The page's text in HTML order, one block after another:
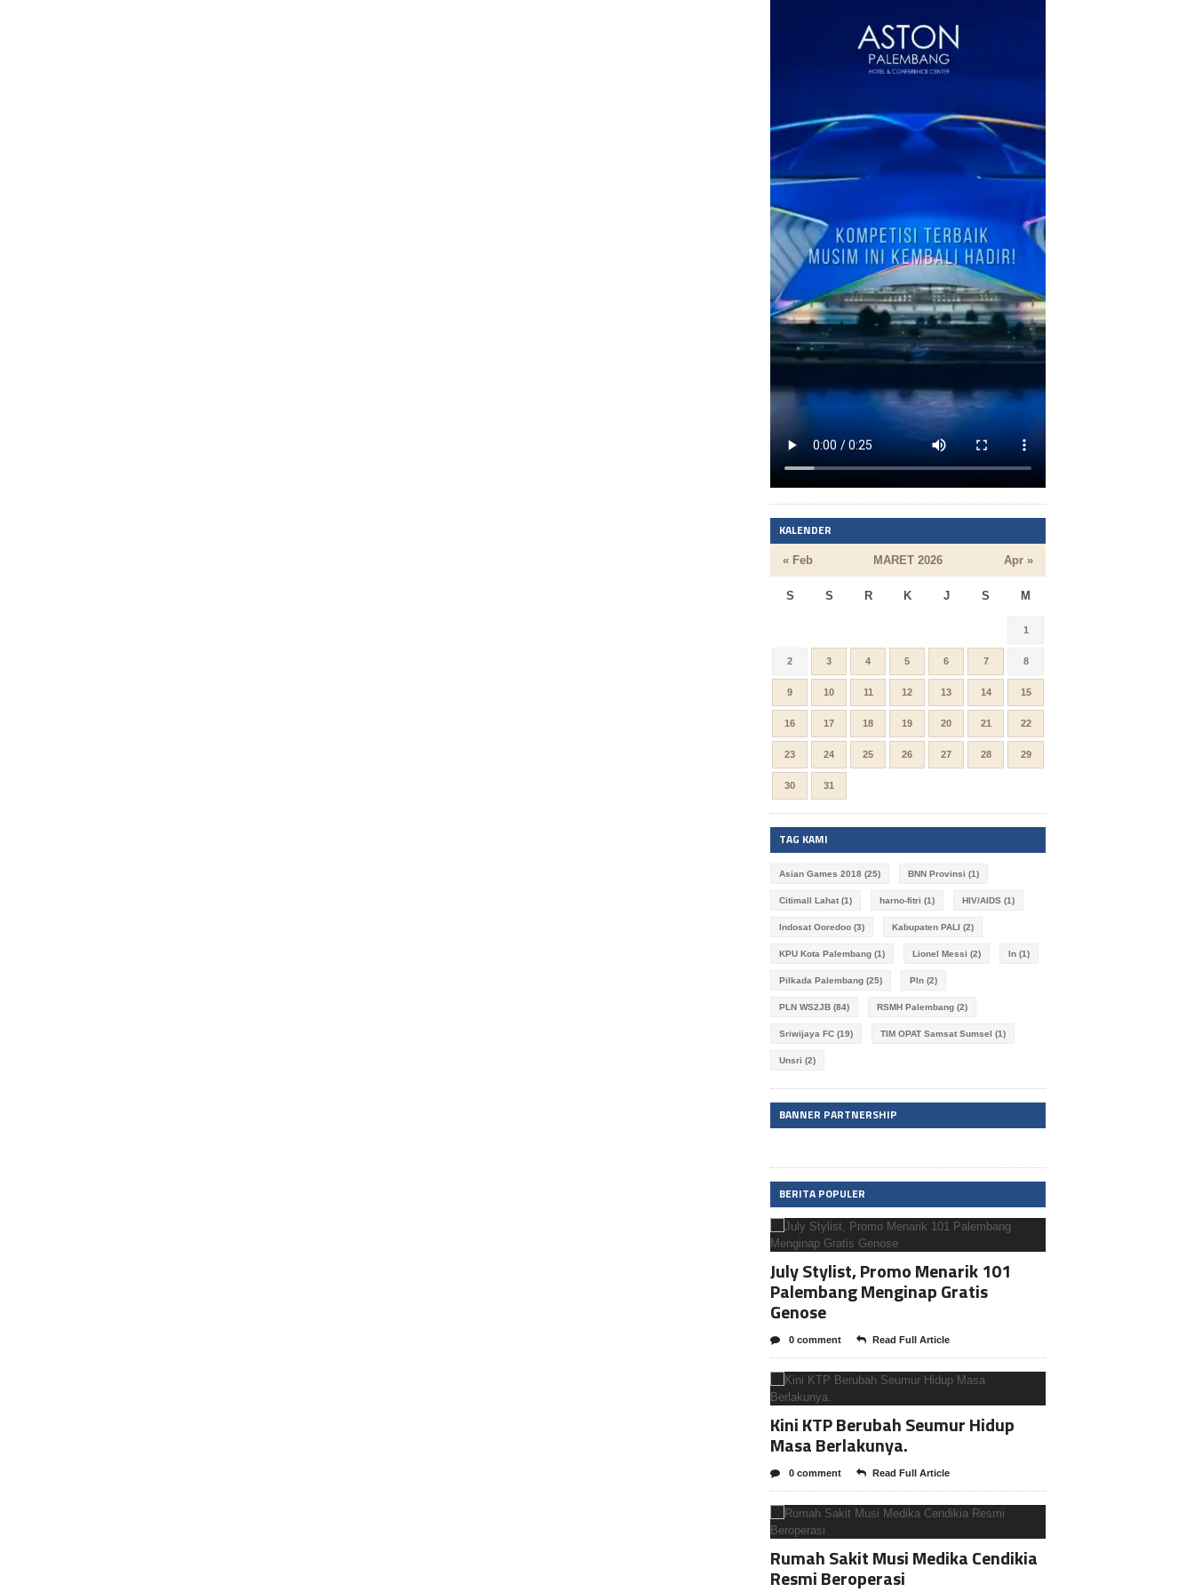
KALENDER
MARET 2026
S S R K J S M
« Feb Apr »
1
2 3 4 5 6 7 8
9 10 11 12 13 14 15
16 17 18 19 20 21 22
23 24 25 26 27 28 29
30 31
TAG KAMI
Asian Games 2018 (25) BNN Provinsi (1)
Citimall Lahat (1) harno-fitri (1) HIV/AIDS (1)
Indosat Ooredoo (3) Kabupaten PALI (2)
KPU Kota Palembang (1) Lionel Messi (2) ln (1)
Pilkada Palembang (25) Pln (2)
PLN WS2JB (84) RSMH Palembang (2)
Sriwijaya FC (19) TIM OPAT Samsat Sumsel (1)
Unsri (2)
BANNER PARTNERSHIP
BERITA POPULER
July Stylist, Promo Menarik 101
Palembang Menginap Gratis
Genose
0 comment Read Full Article
Kini KTP Berubah Seumur Hidup
Masa Berlakunya.
0 comment Read Full Article
Rumah Sakit Musi Medika Cendikia
Resmi Beroperasi